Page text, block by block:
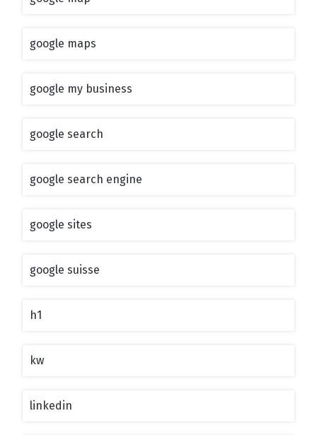
google maps
google my business
google search
google search engine
google sites
google suisse
h1
kw
linkedin